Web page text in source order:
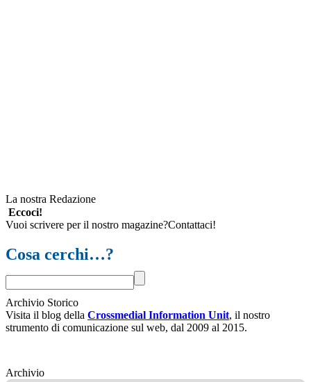
La nostra Redazione
Eccoci!
Vuoi scrivere per il nostro magazine?Contattaci!
Cosa cerchi…?
Archivio Storico
Visita il blog della Crossmedial Information Unit, il nostro
strumento di comunicazione sul web, dal 2009 al 2015.
ArchivioArchivio